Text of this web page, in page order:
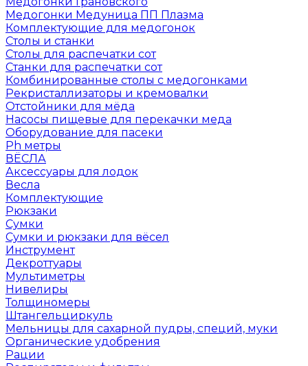
Медогонки Медуница ПП Плазма
Комплектующие для медогонок
Столы и станки
Столы для распечатки сот
Станки для распечатки сот
Комбинированные столы с медогонками
Рекристаллизаторы и кремовалки
Отстойники для мёда
Насосы пищевые для перекачки меда
Оборудование для пасеки
Ph метры
ВЁСЛА
Аксессуары для лодок
Весла
Комплектующие
Рюкзаки
Сумки
Сумки и рюкзаки для вёсел
Инструмент
Декроттуары
Мультиметры
Нивелиры
Толщиномеры
Штангельциркуль
Мельницы для сахарной пудры, специй, муки
Органические удобрения
Рации